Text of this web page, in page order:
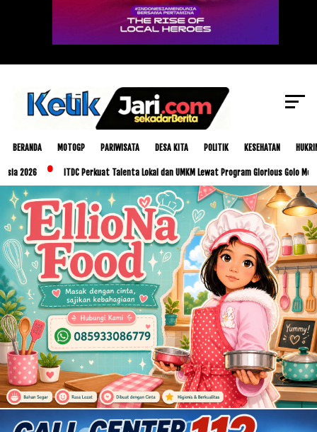
BERANDA MOTOGP PARIWISATA DESA KITA POLITIK KESEHATAN
ITDC Perkuat Talenta Lokal dan UMKM Lewat Program Glorious Golo Mori